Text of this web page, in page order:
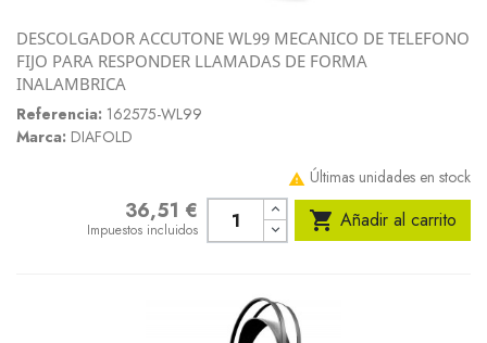
DESCOLGADOR ACCUTONE WL99 MECANICO DE TELEFONO
FIJO PARA RESPONDER LLAMADAS DE FORMA
INALAMBRICA
Referencia: 162575-WL99
Marca: DIAFOLD
 Últimas unidades en stock
Precio36,51 €
Impuestos incluidos  Añadir al carrito